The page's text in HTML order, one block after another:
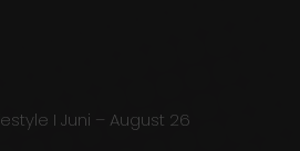
I Juni – August 26